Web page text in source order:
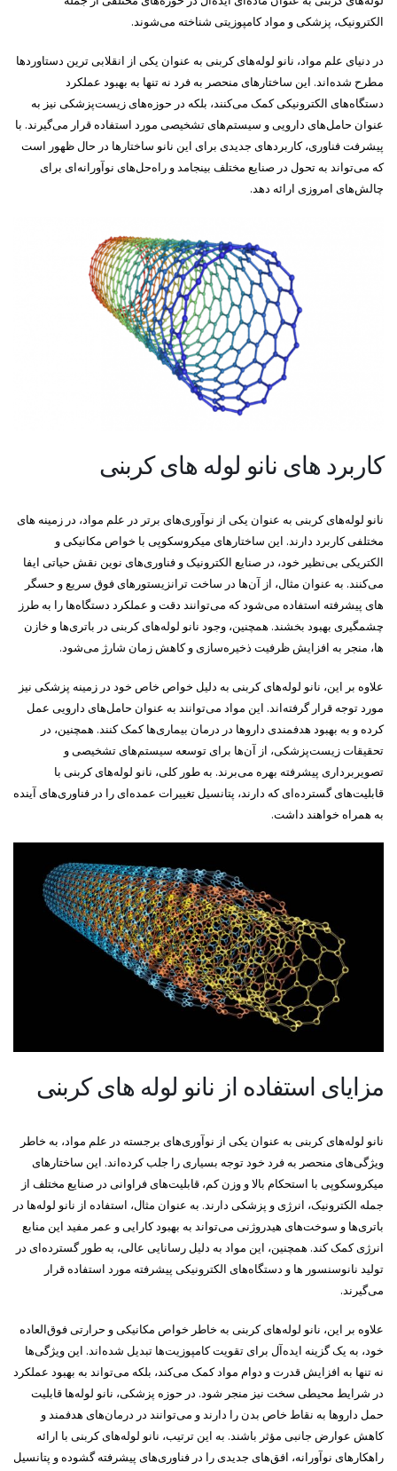
الکترونیک، پزشکی و مواد کامپوزیتی شناخته می‌شوند.
در دنیای علم مواد، نانو لوله‌های کربنی به عنوان یکی از انقلابی ترین دستاوردها
مطرح شده‌اند. این ساختارهای منحصر به فرد نه تنها به بهبود عملکرد
دستگاه‌های الکترونیکی کمک می‌کنند، بلکه در حوزه‌های زیست‌پزشکی نیز به
عنوان حامل‌های دارویی و سیستم‌های تشخیصی مورد استفاده قرار می‌گیرند. با
پیشرفت فناوری، کاربردهای جدیدی برای این نانو ساختارها در حال ظهور است
که می‌تواند به تحول در صنایع مختلف بینجامد و راه‌حل‌های نوآورانه‌ای برای
چالش‌های امروزی ارائه دهد.
کاربرد های نانو لوله های کربنی
نانو لوله‌های کربنی به عنوان یکی از نوآوری‌های برتر در علم مواد، در زمینه های
مختلفی کاربرد دارند. این ساختارهای میکروسکوپی با خواص مکانیکی و
الکتریکی بی‌نظیر خود، در صنایع الکترونیک و فناوری‌های نوین نقش حیاتی ایفا
می‌کنند. به عنوان مثال، از آن‌ها در ساخت ترانزیستورهای فوق سریع و حسگر
های پیشرفته استفاده می‌شود که می‌توانند دقت و عملکرد دستگاه‌ها را به طرز
چشمگیری بهبود بخشند. همچنین، وجود نانو لوله‌های کربنی در باتری‌ها و خازن‌
ها، منجر به افزایش ظرفیت ذخیره‌سازی و کاهش زمان شارژ می‌شود.
علاوه بر این، نانو لوله‌های کربنی به دلیل خواص خاص خود در زمینه پزشکی نیز
مورد توجه قرار گرفته‌اند. این مواد می‌توانند به عنوان حامل‌های دارویی عمل
کرده و به بهبود هدفمندی داروها در درمان بیماری‌ها کمک کنند. همچنین، در
تحقیقات زیست‌پزشکی، از آن‌ها برای توسعه سیستم‌های تشخیصی و
تصویربرداری پیشرفته بهره می‌برند. به طور کلی، نانو لوله‌های کربنی با
قابلیت‌های گسترده‌ای که دارند، پتانسیل تغییرات عمده‌ای را در فناوری‌های آینده
به همراه خواهند داشت.
مزایای استفاده از نانو لوله های کربنی
نانو لوله‌های کربنی به عنوان یکی از نوآوری‌های برجسته در علم مواد، به خاطر
ویژگی‌های منحصر به فرد خود توجه بسیاری را جلب کرده‌اند. این ساختارهای
میکروسکوپی با استحکام بالا و وزن کم، قابلیت‌های فراوانی در صنایع مختلف از
جمله الکترونیک، انرژی و پزشکی دارند. به عنوان مثال، استفاده از نانو لوله‌ها در
باتری‌ها و سوخت‌های هیدروژنی می‌تواند به بهبود کارایی و عمر مفید این منابع
انرژی کمک کند. همچنین، این مواد به دلیل رسانایی عالی، به طور گسترده‌ای در
تولید نانوسنسور ها و دستگاه‌های الکترونیکی پیشرفته مورد استفاده قرار
می‌گیرند.
علاوه بر این، نانو لوله‌های کربنی به خاطر خواص مکانیکی و حرارتی فوق‌العاده
خود، به یک گزینه ایده‌آل برای تقویت کامپوزیت‌ها تبدیل شده‌اند. این ویژگی‌ها
نه تنها به افزایش قدرت و دوام مواد کمک می‌کند، بلکه می‌تواند به بهبود عملکرد
در شرایط محیطی سخت نیز منجر شود. در حوزه پزشکی، نانو لوله‌ها قابلیت
حمل داروها به نقاط خاص بدن را دارند و می‌توانند در درمان‌های هدفمند و
کاهش عوارض جانبی مؤثر باشند. به این ترتیب، نانو لوله‌های کربنی با ارائه
راهکارهای نوآورانه، افق‌های جدیدی را در فناوری‌های پیشرفته گشوده و پتانسیل